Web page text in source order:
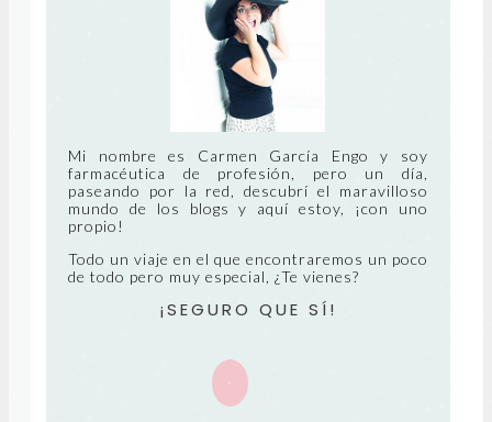
NT
E
Mi nombre es Carmen García Engo y soy
farmacéutica de profesión, pero un día,
paseando por la red, descubrí el maravilloso
mundo de los blogs y aquí estoy, ¡con uno
propio!
Todo un viaje en el que encontraremos un poco
de todo pero muy especial, ¿Te vienes?
¡SEGURO QUE SÍ!
+